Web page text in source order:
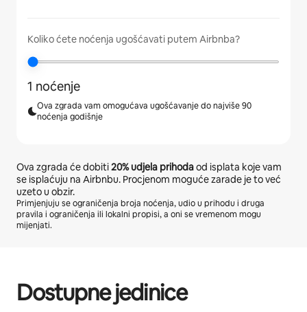
Koliko ćete noćenja ugošćavati putem Airbnba?
1 noćenje
Ova zgrada vam omogućava ugošćavanje do najviše 90
noćenja godišnje
Ova zgrada će dobiti20%udjela prihodaod isplata koje vam
se isplaćuju na Airbnbu. Procjenom moguće zarade je to već
uzeto u obzir.
Primjenjuju se ograničenja broja noćenja, udio u prihodu i druga
pravila i ograničenja ili lokalni propisi, a oni se vremenom mogu
mijenjati.
Dostupne jedinice